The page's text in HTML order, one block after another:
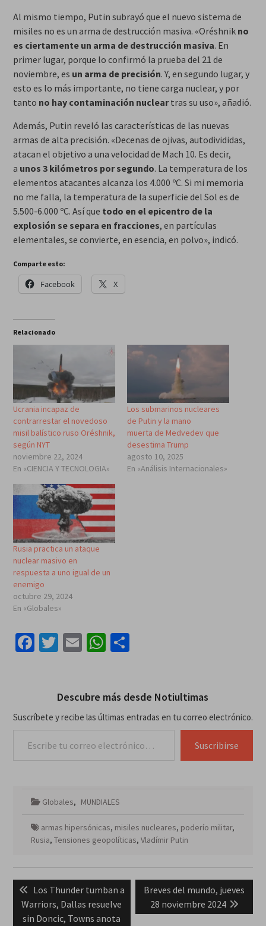
Al mismo tiempo, Putin subrayó que el nuevo sistema de
misiles no es un arma de destrucción masiva. «Oréshnik no
es ciertamente un arma de destrucción masiva. En
primer lugar, porque lo confirmó la prueba del 21 de
noviembre, es un arma de precisión. Y, en segundo lugar, y
esto es lo más importante, no tiene carga nuclear, y por
tanto no hay contaminación nucleartras su uso», añadió.
Además, Putin reveló las características de las nuevas
armas de alta precisión. «Decenas de ojivas, autodivididas,
atacan el objetivo a una velocidad de Mach 10. Es decir,
a unos 3 kilómetros por segundo. La temperatura de los
elementos atacantes alcanza los 4.000 ºC. Si mi memoria
no me falla, la temperatura de la superficie del Sol es de
5.500-6.000 ºC. Así que todo en el epicentro de la
explosión se separa en fracciones, en partículas
elementales, se convierte, en esencia, en polvo», indicó.
Comparte esto:
Facebook X
Relacionado
Ucrania incapaz de
contrarrestar el novedoso
misil balístico ruso Oréshnik,
según NYT
noviembre 22, 2024
En «CIENCIA Y TECNOLOGIA»
Los submarinos nucleares
de Putin y la mano
muerta de Medvedev que
desestima Trump
agosto 10, 2025
En «Análisis Internacionales»
Rusia practica un ataque
nuclear masivo en
respuesta a uno igual de un
enemigo
octubre 29, 2024
En «Globales»
Facebook
Twitter
EmailWhatsApp
Compartir
Descubre más desde Notiultimas
Suscríbete y recibe las últimas entradas en tu correo electrónico.
Suscribirse
Globales, MUNDIALES
armas hipersónicas, misiles nucleares, poderío militar,
Rusia, Tensiones geopolíticas, Vladímir Putin
de
entradas
Previous
post:
Los Thunder tumban a
Warriors, Dallas resuelve
sin Doncic, Towns anota
Next
post:
Breves del mundo, jueves
28 noviembre 2024